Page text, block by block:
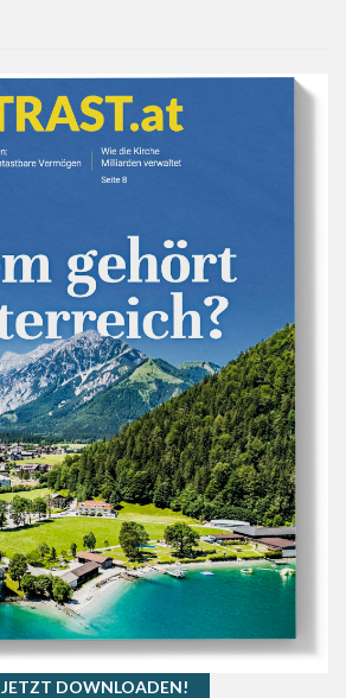
JETZT DOWNLOADEN!